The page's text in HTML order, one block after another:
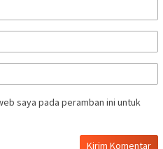
saya pada peramban ini untuk